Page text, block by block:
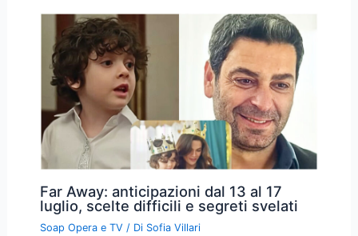
Far Away: anticipazioni dal 13 al 17
luglio, scelte difficili e segreti svelati
Soap Opera e TV / Di Sofia Villari